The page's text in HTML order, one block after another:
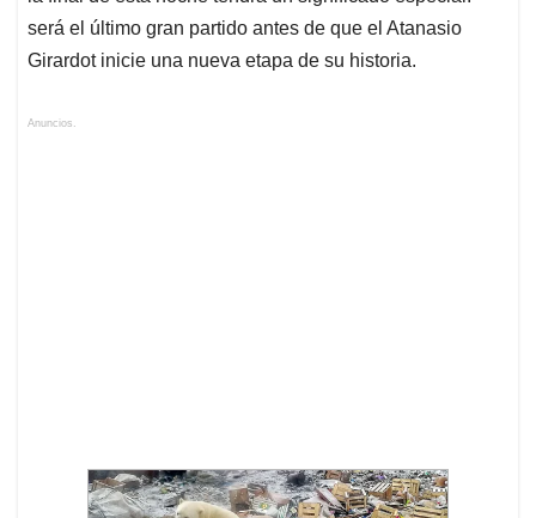
será el último gran partido antes de que el Atanasio
Girardot inicie una nueva etapa de su historia.
Anuncios.